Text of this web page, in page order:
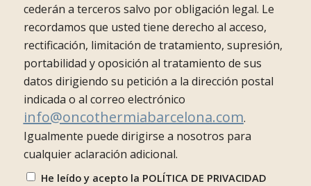
cederán a terceros salvo por obligación legal. Le
recordamos que usted tiene derecho al acceso,
rectificación, limitación de tratamiento, supresión,
portabilidad y oposición al tratamiento de sus
datos dirigiendo su petición a la dirección postal
indicada o al correo electrónico
info@oncothermiabarcelona.com.
Igualmente puede dirigirse a nosotros para
cualquier aclaración adicional.
He leído y acepto la POLÍTICA DE PRIVACIDAD